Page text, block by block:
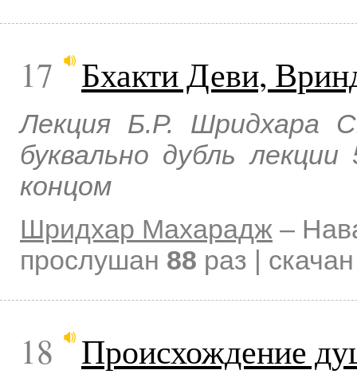
17 Бхакти Деви,
Лекция Б.Р. Шридхара
буквально дубль
концом
Шридхар Махарадж –
прослушан 88 раз |
18 Происхождение